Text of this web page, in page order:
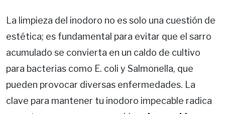
La limpieza del inodoro no es solo una cuestión de
estética; es fundamental para evitar que el sarro
acumulado se convierta en un caldo de cultivo
para bacterias como E. coli y Salmonella, que
pueden provocar diversas enfermedades. La
clave para mantener tu inodoro impecable radica